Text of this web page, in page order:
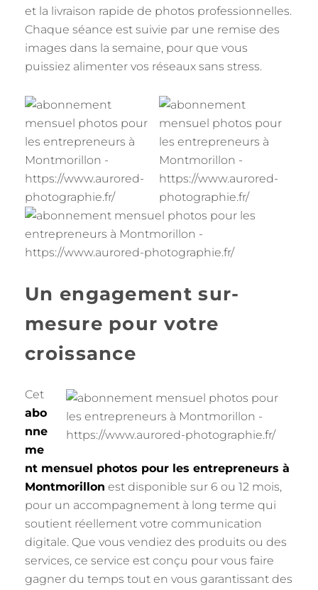
et la livraison rapide de photos professionnelles.
Chaque séance est suivie par une remise des
images dans la semaine, pour que vous
puissiez alimenter vos réseaux sans stress.
Un engagement sur-
mesure pour votre
croissance
Cet
abo
nne
me
nt mensuel photos pour les entrepreneurs à
Montmorillon est disponible sur 6 ou 12 mois,
pour un accompagnement à long terme qui
soutient réellement votre communication
digitale. Que vous vendiez des produits ou des
services, ce service est conçu pour vous faire
gagner du temps tout en vous garantissant des